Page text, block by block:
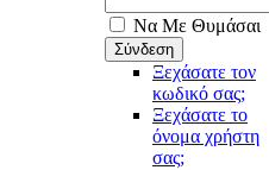
Να Με Θυμάσαι
Ξεχάσατε τον
κωδικό σας;
Ξεχάσατε το
όνομα χρήστη
σας;